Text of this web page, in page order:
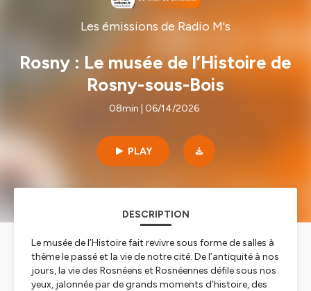
Les émissions de Radio M's
Rosny : Le musée de l’Histoire de
Rosny-sous-Bois
08min | 06/14/2026
PLAY
DESCRIPTION
Le musée de l’Histoire fait revivre sous forme de salles à
thème le passé et la vie de notre cité. De l’antiquité à nos
jours, la vie des Rosnéens et Rosnéennes défile sous nos
yeux, jalonnée par de grands moments d’histoire, des